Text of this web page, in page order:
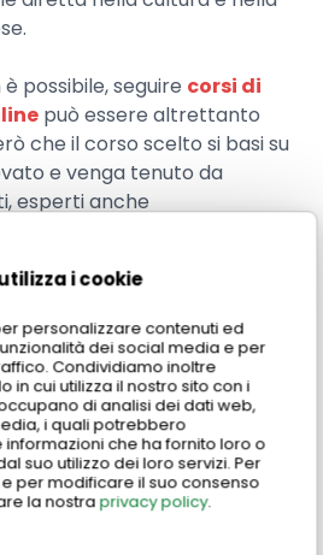
i cookie
personalizzare contenuti ed
dei social media e per
Condividiamo inoltre
in cui utilizza il nostro sito con i
di analisi dei dati web,
i quali potrebbero
che ha fornito loro o
suo utilizzo dei loro servizi. Per
per modificare il suo consenso
la nostra privacy policy.
possibile, seguire corsi di
può essere altrettanto
che il corso scelto si basi su
e venga tenuto da
esperti anche
nel Centro Studi
di apprendimento
a ogni studente la possibilità
più adatto a lui.
un corso in sede o
approccio e il supporto di
potrai ottenererisultati